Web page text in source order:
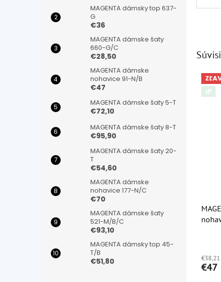
MAGENTA dámsky top 637-
G
€36
MAGENTA dámske šaty
660-G/C
€28,50
MAGENTA dámske
nohavice 91-N/B
€47
MAGENTA dámske šaty 5-T
€72,10
MAGENTA dámske šaty 8-T
€95,90
MAGENTA dámske šaty 20-
T
€54,60
MAGENTA dámske
nohavice 177-N/C
€70
MAGENTA dámske šaty
521-M/B/C
€93,10
MAGENTA dámsky top 45-
T/B
€51,80
🌿
je
€38,21
€47